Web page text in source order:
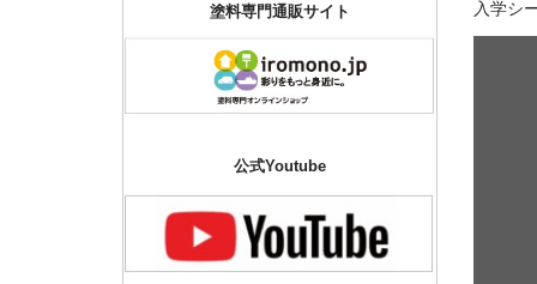
入学シ
塗料専門通販サイト
公式Youtube